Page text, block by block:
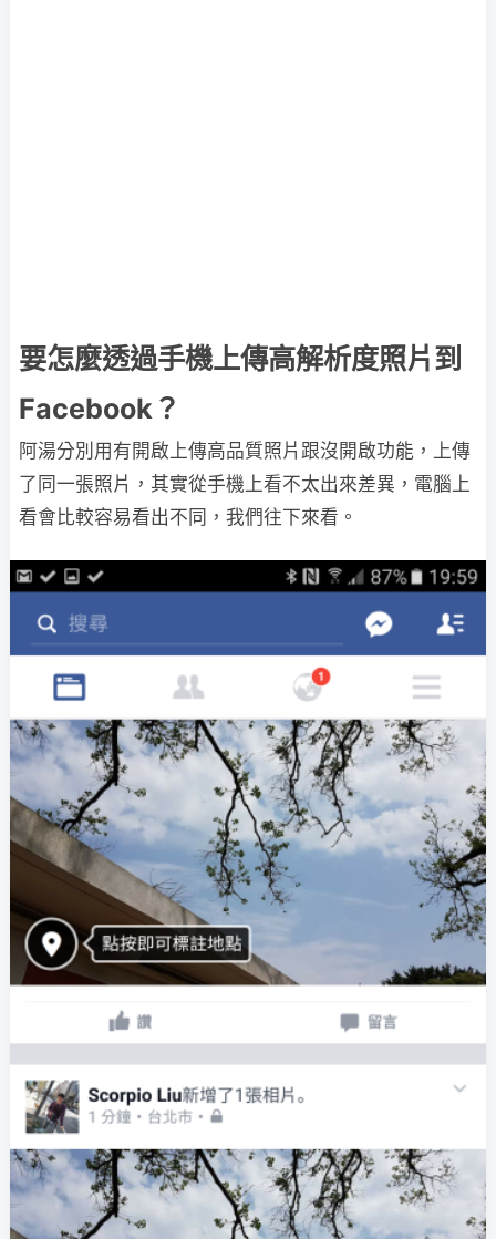
要怎麼透過手機上傳高解析度照片到
Facebook？
阿湯分別用有開啟上傳高品質照片跟沒開啟功能，上傳
了同一張照片，其實從手機上看不太出來差異，電腦上
看會比較容易看出不同，我們往下來看。